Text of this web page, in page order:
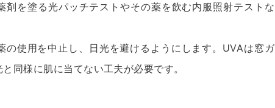
剤を塗る光パッチテストやその薬を飲む内服照射テストな
の使用を中止し、日光を避けるようにします。UVAは窓ガ
同様に肌に当てない工夫が必要です。